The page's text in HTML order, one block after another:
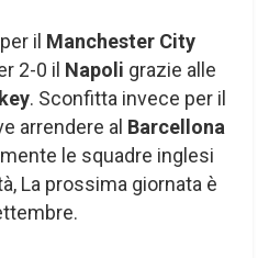
il Manchester City
2-0 il Napoli grazie alle
. Sconfitta invece per il
arrendere al Barcellona
le squadre inglesi
La prossima giornata è